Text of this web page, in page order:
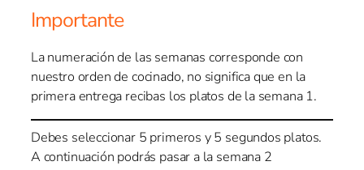
Importante
La numeración de las semanas corresponde con
nuestro orden de cocinado, no significa que en la
primera entrega recibas los platos de la semana 1.
Debes seleccionar 5 primeros y 5 segundos platos.
A continuación podrás pasar a la semana 2